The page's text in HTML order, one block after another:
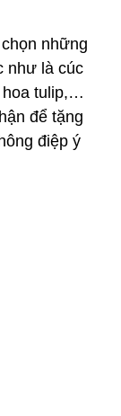
những
như là cúc
hoa tulip,…
để tặng
điệp ý